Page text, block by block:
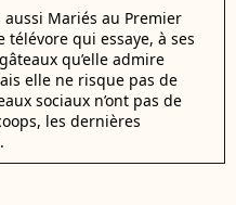
aussi Mariés au Premier
qui essaye, à ses
qu’elle admire
elle ne risque pas de
sociaux n’ont pas de
les dernières